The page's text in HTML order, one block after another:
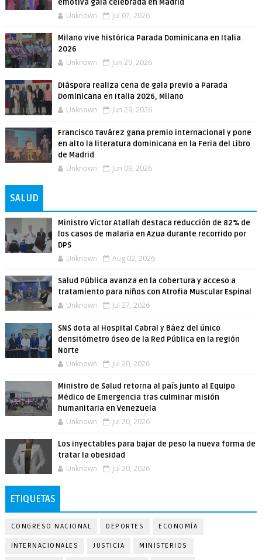
emotiva gala celebrada en Madrid
Unknown Jul 07, 2026
Milano vive histórica Parada Dominicana en Italia
2026
Unknown Jun 29, 2026
Diáspora realiza cena de gala previo a Parada
Dominicana en Italia 2026, Milano
Unknown Jun 29, 2026
Francisco Tavárez gana premio internacional y pone
en alto la literatura dominicana en la Feria del Libro
de Madrid
Unknown Jun 09, 2026
SALUD
Ministro Víctor Atallah destaca reducción de 82% de
los casos de malaria en Azua durante recorrido por
DPS
Unknown Aug 02, 2026
Salud Pública avanza en la cobertura y acceso a
tratamiento para niños con Atrofia Muscular Espinal
Unknown Jul 27, 2026
SNS dota al Hospital Cabral y Báez del único
densitómetro óseo de la Red Pública en la región
Norte
Unknown Jul 20, 2026
Ministro de Salud retorna al país junto al Equipo
Médico de Emergencia tras culminar misión
humanitaria en Venezuela
Unknown Jul 20, 2026
Los inyectables para bajar de peso la nueva forma de
tratar la obesidad
Unknown Jul 20, 2026
ETIQUETAS
CONGRESO NACIONAL DEPORTES ECONOMÍA
INTERNACIONALES JUSTICIA MINISTERIOS